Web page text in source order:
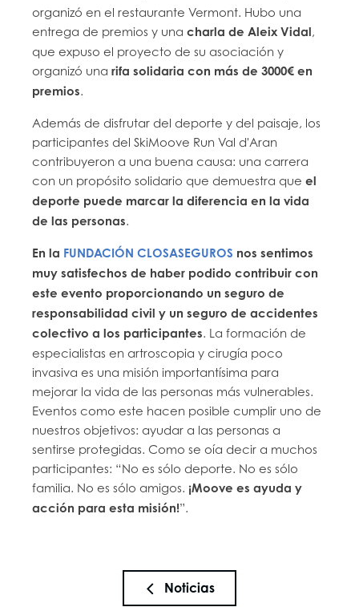
organizó en el restaurante Vermont. Hubo una
entrega de premios y unacharla de Aleix Vidal,
que expuso el proyecto de su asociación y
organizó una rifa solidaria con más de 3000€ en
premios.
Además de disfrutar del deporte y del paisaje, los
participantes del SkiMoove Run Val d'Aran
contribuyeron a una buena causa: una carrera
con un propósito solidario que demuestra queel
deporte puede marcar la diferencia en la vida
de las personas.
En la FUNDACIÓN CLOSASEGUROS nos sentimos
muy satisfechos de haber podido contribuir con
este evento proporcionando un seguro de
responsabilidad civil y un seguro de accidentes
colectivo a los participantes. La formación de
especialistas en artroscopia y cirugía poco
invasiva es una misión importantísima para
mejorar la vida de las personas más vulnerables.
Eventos como este hacen posible cumplir uno de
nuestros objetivos: ayudar a las personas a
sentirse protegidas. Como se oía decir a muchos
participantes: “No es sólo deporte. No es sólo
familia. No es sólo amigos. ¡Moove es ayuda y
acción para esta misión!”.
Noticias